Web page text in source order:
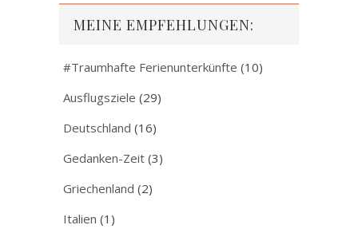
MEINE EMPFEHLUNGEN:
#Traumhafte Ferienunterkünfte (10)
Ausflugsziele (29)
Deutschland (16)
Gedanken-Zeit (3)
Griechenland (2)
Italien (1)